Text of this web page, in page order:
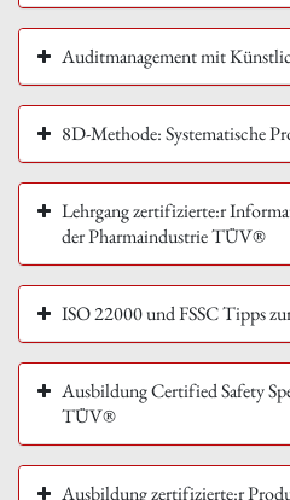
Auditmanagement mit
8D-Methode: Systematische
Lehrgang zertifizierte:r
der Pharmaindustrie TÜV®
ISO 22000 und FSSC Tipps
Ausbildung Certified Safety
TÜV®
Ausbildung zertifizierte:r